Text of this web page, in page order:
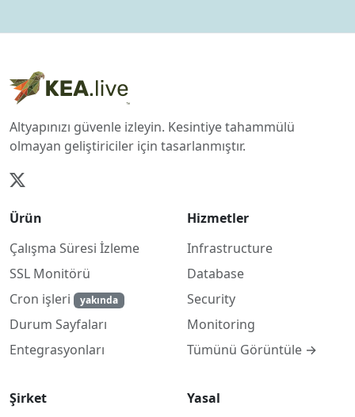
Altyapınızı güvenle izleyin. Kesintiye tahammülü
olmayan geliştiriciler için tasarlanmıştır.
Ürün
Çalışma Süresi İzleme
SSL Monitörü
Cron işleri
yakında
Durum Sayfaları
Entegrasyonları
Hizmetler
Infrastructure
Database
Security
Monitoring
Tümünü Görüntüle →
Şirket Yasal